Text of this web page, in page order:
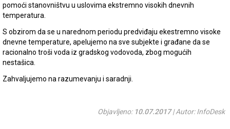
pomoći stanovništvu u uslovima ekstremno visokih dnevnih
temperatura.
S obzirom da se u narednom periodu predviđaju ekestremno visoke
dnevne temperature, apelujemo na sve subjekte i građane da se
racionalno troši voda iz gradskog vodovoda, zbog mogućih
nestašica.
Zahvaljujemo na razumevanju i saradnji.
Objavljeno: 10.07.2017| Autor: InfoDesk